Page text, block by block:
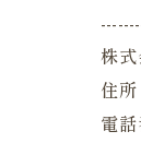
株
住
電